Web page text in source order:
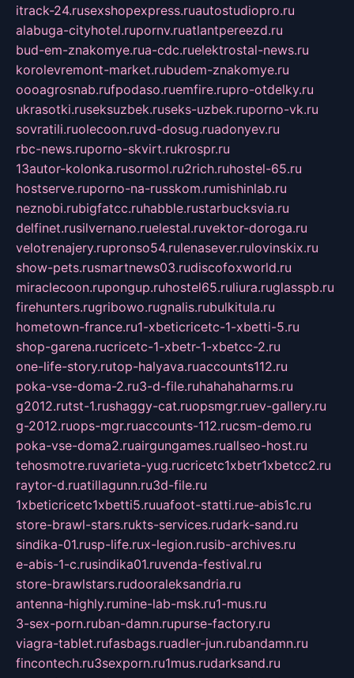
itrack-24.rusexshopexpress.ruautostudiopro.ru
alabuga-cityhotel.rupornv.ruatlantpereezd.ru
bud-em-znakomye.rua-cdc.ruelektrostal-news.ru
korolevremont-market.rubudem-znakomye.ru
oooagrosnab.rufpodaso.ruemfire.rupro-otdelky.ru
ukrasotki.ruseksuzbek.ruseks-uzbek.ruporno-vk.ru
sovratili.ruolecoon.ruvd-dosug.ruadonyev.ru
rbc-news.ruporno-skvirt.rukrospr.ru
13autor-kolonka.rusormol.ru2rich.ruhostel-65.ru
hostserve.ruporno-na-russkom.rumishinlab.ru
neznobi.rubigfatcc.ruhabble.rustarbucksvia.ru
delfinet.rusilvernano.ruelestal.ruvektor-doroga.ru
velotrenajery.rupronso54.rulenasever.rulovinskix.ru
show-pets.rusmartnews03.rudiscofoxworld.ru
miraclecoon.rupongup.ruhostel65.ruliura.ruglasspb.ru
firehunters.rugribowo.rugnalis.rubulkitula.ru
hometown-france.ru1-xbeticricetc-1-xbetti-5.ru
shop-garena.rucricetc-1-xbetr-1-xbetcc-2.ru
one-life-story.rutop-halyava.ruaccounts112.ru
poka-vse-doma-2.ru3-d-file.ruhahahaharms.ru
g2012.rutst-1.rushaggy-cat.ruopsmgr.ruev-gallery.ru
g-2012.ruops-mgr.ruaccounts-112.rucsm-demo.ru
poka-vse-doma2.ruairgungames.ruallseo-host.ru
tehosmotre.ruvarieta-yug.rucricetc1xbetr1xbetcc2.ru
raytor-d.ruatillagunn.ru3d-file.ru
1xbeticricetc1xbetti5.ruuafoot-statti.rue-abis1c.ru
store-brawl-stars.rukts-services.rudark-sand.ru
sindika-01.rusp-life.rux-legion.rusib-archives.ru
e-abis-1-c.rusindika01.ruvenda-festival.ru
store-brawlstars.rudooraleksandria.ru
antenna-highly.rumine-lab-msk.ru1-mus.ru
3-sex-porn.ruban-damn.rupurse-factory.ru
viagra-tablet.rufasbags.ruadler-jun.rubandamn.ru
fincontech.ru3sexporn.ru1mus.rudarksand.ru